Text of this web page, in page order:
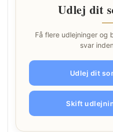
Udlej dit
Få flere udlejninger og
svar
Udlej dit
Skift